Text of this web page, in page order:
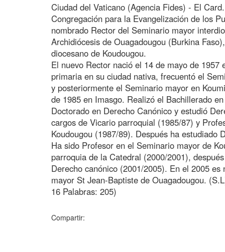
Ciudad del Vaticano (Agencia Fides) - El
Congregación para la Evangelización de los
nombrado Rector del Seminario mayor
Archidiócesis de Ouagadougou (Burkina
diocesano de Koudougou.
El nuevo Rector nació el 14 de mayo de 1957
primaria en su ciudad nativa, frecuentó el
y posteriormente el Seminario mayor en
de 1985 en Imasgo. Realizó el Bachillerado
Doctorado en Derecho Canónico y estudió
cargos de Vicario parroquial (1985/87) y
Koudougou (1987/89). Después ha estudiado
Ha sido Profesor en el Seminario mayor de
parroquia de la Catedral (2000/2001),
Derecho canónico (2001/2005). En el 2005
mayor St Jean-Baptiste de Ouagadougou.
16 Palabras: 205)
Compartir: